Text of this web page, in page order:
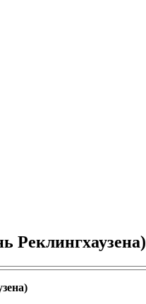
Реклингхаузена)